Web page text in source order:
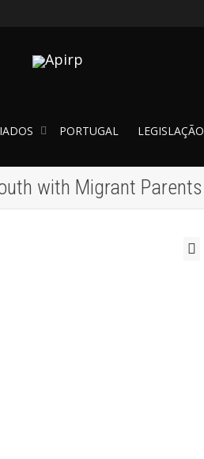
PORTUGAL LEGISLAÇÃO
with Migrant Parents